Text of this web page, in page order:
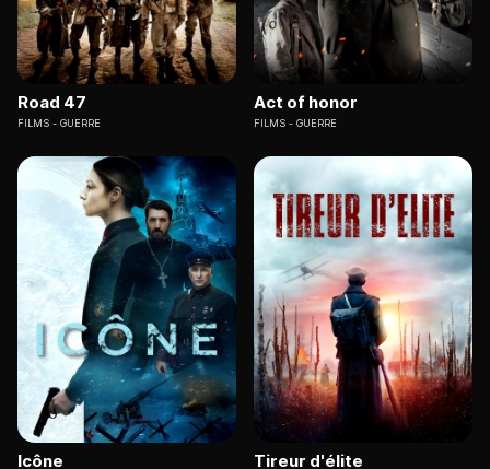
Road 47
FILMS GUERRE
Act of honor
FILMS GUERRE
Icône Tireur d'élite